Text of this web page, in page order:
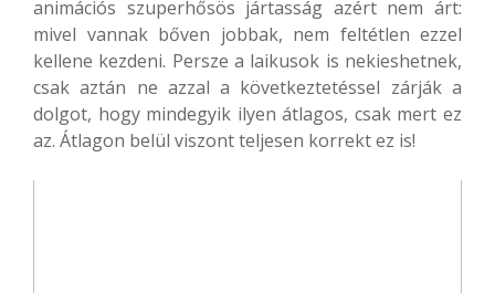
animációs szuperhősös jártasság azért nem árt:
mivel vannak bőven jobbak, nem feltétlen ezzel
kellene kezdeni. Persze a laikusok is nekieshetnek,
csak aztán ne azzal a következtetéssel zárják a
dolgot, hogy mindegyik ilyen átlagos, csak mert ez
az. Átlagon belül viszont teljesen korrekt ez is!